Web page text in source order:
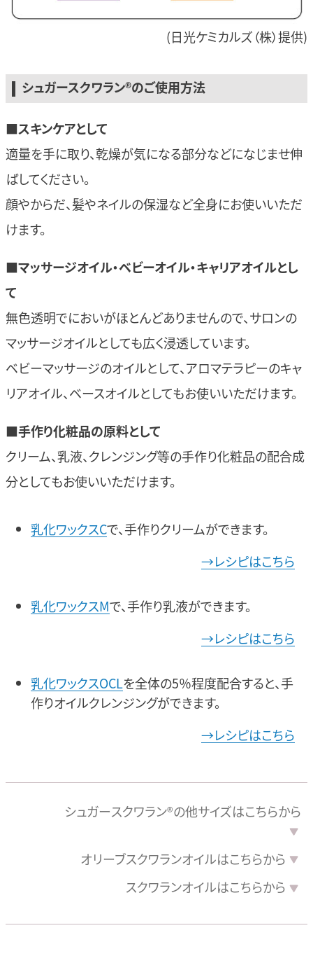
(日光ケミカルズ（株）提供)
シュガースクワラン®のご使用方法
■スキンケアとして
適量を手に取り、乾燥が気になる部分などになじませ伸
ばしてください。
顔やからだ、髪やネイルの保湿など全身にお使いいただ
けます。
■マッサージオイル・ベビーオイル・キャリアオイルとし
て
無色透明でにおいがほとんどありませんので、サロンの
マッサージオイルとしても広く浸透しています。
ベビーマッサージのオイルとして、アロマテラピーのキャ
リアオイル、ベースオイルとしてもお使いいただけます。
■手作り化粧品の原料として
クリーム、乳液、クレンジング等の手作り化粧品の配合成
分としてもお使いいただけます。
乳化ワックスCで、手作りクリームができます。
→レシピはこちら
乳化ワックスMで、手作り乳液ができます。
→レシピはこちら
乳化ワックスOCLを全体の5％程度配合すると、手
作りオイルクレンジングができます。
→レシピはこちら
シュガースクワラン®の他サイズはこちらから
オリーブスクワランオイルはこちらから
スクワランオイルはこちらから